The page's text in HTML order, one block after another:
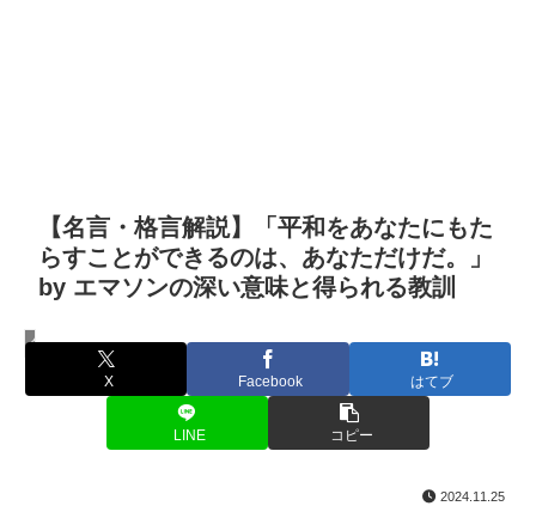
【名言・格言解説】「平和をあなたにもた
らすことができるのは、あなただけだ。」
by エマソンの深い意味と得られる教訓
名言・格言
X Facebook はてブ
LINE コピー
2024.11.25